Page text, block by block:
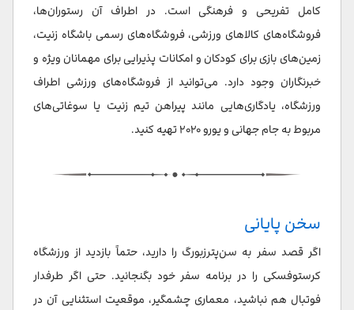
کامل تفریحی و فرهنگی است. در اطراف آن رستوران‌ها،
فروشگاه‌های کالاهای ورزشی، فروشگاه‌های رسمی باشگاه زنیت،
زمین‌های بازی برای کودکان و امکانات پذیرایی برای مهمانان ویژه و
خبرنگاران وجود دارد. می‌توانید از فروشگاه‌های ورزشی اطراف
ورزشگاه، یادگاری‌هایی مانند پیراهن تیم زنیت یا سوغاتی‌های
مربوط به جام جهانی و یورو ۲۰۲۰ تهیه کنید.
سخن پایانی
اگر قصد سفر به سن‌پترزبورگ را دارید، حتماً بازدید از ورزشگاه
کرستوفسکی را در برنامه سفر خود بگنجانید. حتی اگر طرفدار
فوتبال هم نباشید، معماری چشمگیر، موقعیت استثنایی آن در